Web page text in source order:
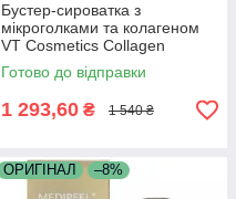
Бустер-сироватка з
мікроголками та колагеном
VT Cosmetics Collagen
Reedle Shot 100 50 мл
Готово до відправки
1 293,60 ₴ 1 540 ₴
ОРИГІНАЛ –8%